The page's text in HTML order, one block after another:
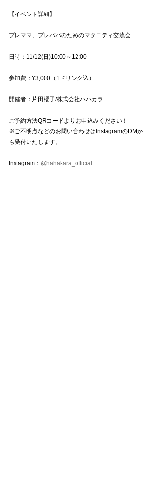
【イベント詳細】
プレママ、プレパパのためのマタニティ交流会
日時：11/12(日)10:00～12:00
参加費：¥3,000（1ドリンク込）
開催者：片田櫻子/株式会社ハハカラ
ご予約方法QRコードよりお申込みください！
※ご不明点などのお問い合わせはInstagramのDMか
ら受付いたします。
Instagram： @hahakara_official